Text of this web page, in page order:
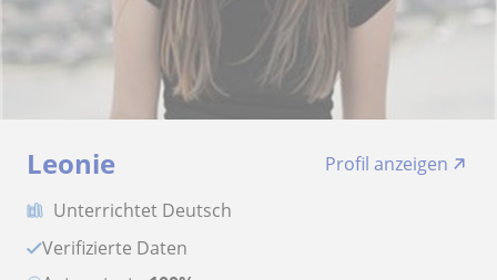
Leonie
Profil anzeigen
Unterrichtet Deutsch
Verifizierte Daten